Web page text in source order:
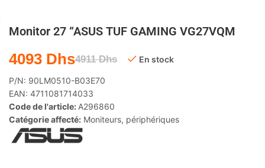
Monitor 27 “ASUS TUF GAMING VG27VQM
4911Dhs
4093 Dhs En stock
P/N: 90LM0510-B03E70
EAN: 4711081714033
Code de l'article: A296860
Catégorie affecté: Moniteurs, périphériques